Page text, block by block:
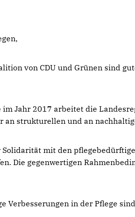
von CDU und Grünen sind
im Jahr 2017 arbeitet die
an strukturellen und an
mit den
Die gegenwertigen
Verbesserungen in der Pflege